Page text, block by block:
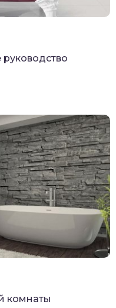
руководство
комнаты